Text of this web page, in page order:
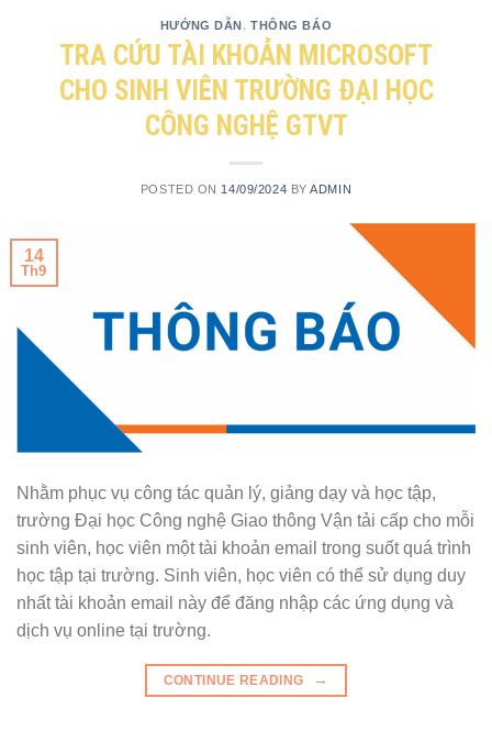
HƯỚNG DẪN,THÔNG BÁO
TRA CỨU TÀI KHOẢN MICROSOFT
CHO SINH VIÊN TRƯỜNG ĐẠI HỌC
CÔNG NGHỆ GTVT
POSTED ON 14/09/2024 BYADMIN
14
Th9
Nhằm phục vụ công tác quản lý, giảng dạy và học tập,
trường Đại học Công nghệ Giao thông Vận tải cấp cho mỗi
sinh viên, học viên một tài khoản email trong suốt quá trình
học tập tại trường. Sinh viên, học viên có thể sử dụng duy
nhất tài khoản email này để đăng nhập các ứng dụng và
dịch vụ online tại trường.
CONTINUE READING →